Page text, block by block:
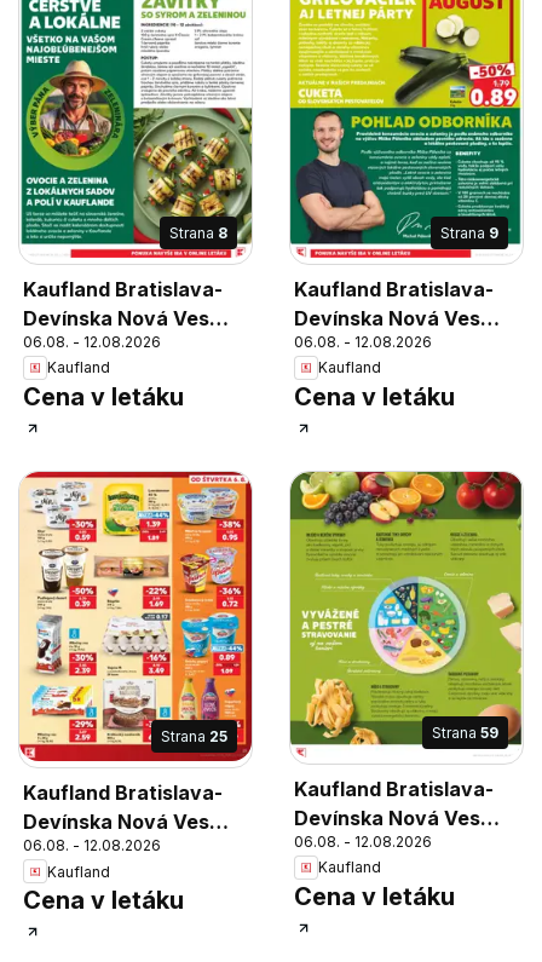
Strana 8
Kaufland Bratislava-
Devínska Nová Ves
leták
06.08. - 12.08.2026
Kaufland
Cena v letáku
Strana 9
Kaufland Bratislava-
Devínska Nová Ves
leták
06.08. - 12.08.2026
Kaufland
Cena v letáku
Strana 25
Kaufland Bratislava-
Devínska Nová Ves
leták
06.08. - 12.08.2026
Kaufland
Cena v letáku
Strana 59
Kaufland Bratislava-
Devínska Nová Ves
leták
06.08. - 12.08.2026
Kaufland
Cena v letáku